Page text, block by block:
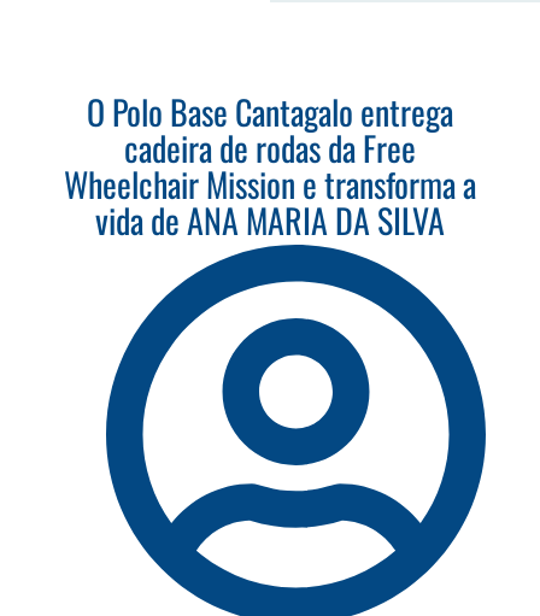
O Polo Base Cantagalo entrega
cadeira de rodas da Free
Wheelchair Mission e transforma a
vida de ANA MARIA DA SILVA